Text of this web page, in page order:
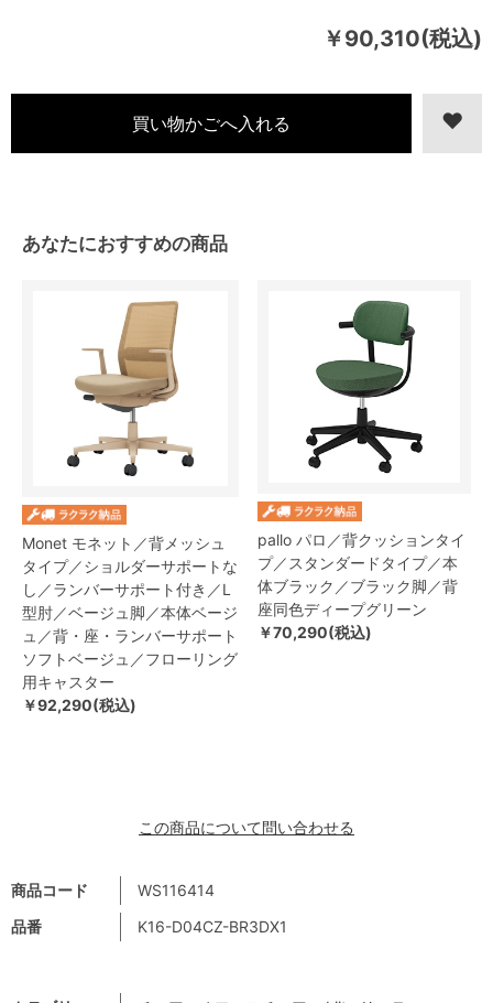
￥90,310(税込)
商品コード
WS116414
品番
K16-D04CZ-BR3DX1
あなたにおすすめの商品
Monet モネット／背メッシュ
タイプ／ショルダーサポートな
し／ランバーサポート付き／L
型肘／ベージュ脚／本体ベージ
ュ／背・座・ランバーサポート
ソフトベージュ／フローリング
用キャスター
￥92,290(税込)
pallo パロ／背クッションタイ
プ／スタンダードタイプ／本
体ブラック／ブラック脚／背
座同色ディープグリーン
￥70,290(税込)
この商品について問い合わせる